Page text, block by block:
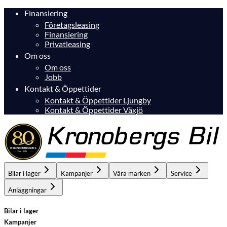
Finansiering
Företagsleasing
Finansiering
Privatleasing
Om oss
Om oss
Jobb
Kontakt & Öppettider
Kontakt & Öppettider Ljungby
Kontakt & Öppettider Växjö
Bilar i lager Kampanjer Våra märken Service
Anläggningar
Bilar i lager
Kampanjer